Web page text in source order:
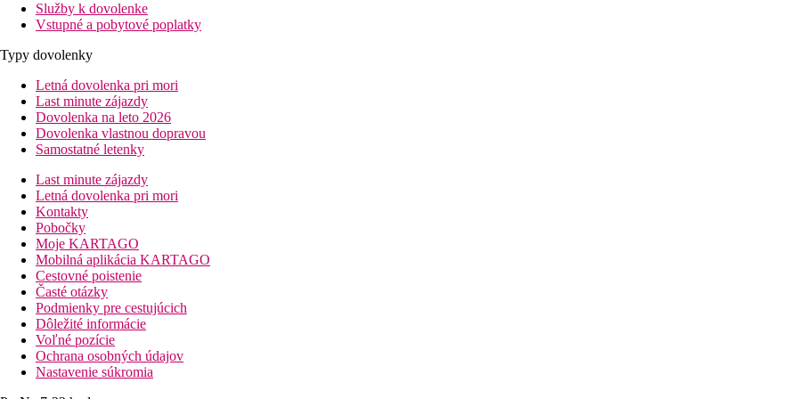
Služby k dovolenke
Vstupné a pobytové poplatky
Typy dovolenky
Letná dovolenka pri mori
Last minute zájazdy
Dovolenka na leto 2026
Dovolenka vlastnou dopravou
Samostatné letenky
Last minute zájazdy
Letná dovolenka pri mori
Kontakty
Pobočky
Moje KARTAGO
Mobilná aplikácia KARTAGO
Cestovné poistenie
Časté otázky
Podmienky pre cestujúcich
Dôležité informácie
Voľné pozície
Ochrana osobných údajov
Nastavenie súkromia